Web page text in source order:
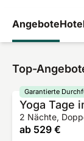
Angebote
Top-
Yoga Tage
2 Nächte,
ab 529 €
Garantierte